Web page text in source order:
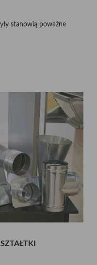
stanowią poważne